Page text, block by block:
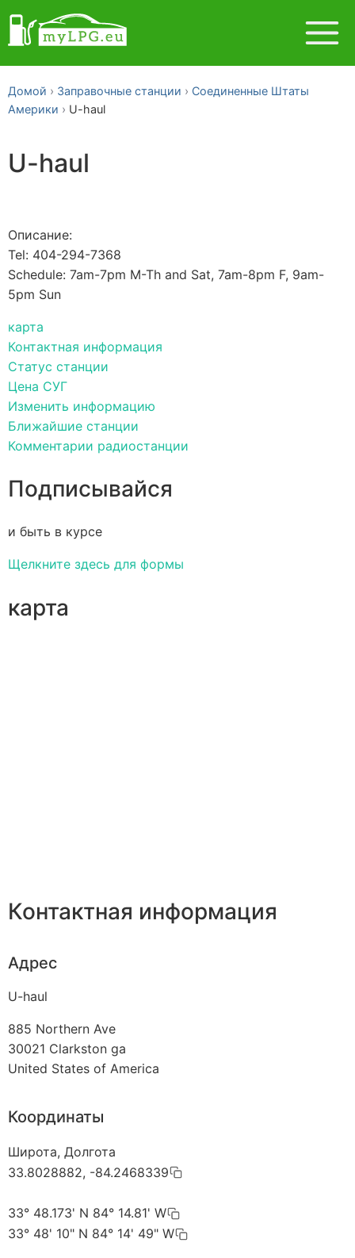
Домой Заправочные станции
Соединенные Штаты
Америки
U-haul
U-haul
Описание:
Tel: 404-294-7368
Schedule: 7am-7pm M-Th and Sat, 7am-8pm F, 9am-
5pm Sun
карта
Контактная информация
Статус станции
Цена СУГ
Изменить информацию
Ближайшие станции
Комментарии радиостанции
Подписывайся
и быть в курсе
Щелкните здесь для формы
карта
Контактная информация
Адрес
U-haul
885 Northern Ave
30021 Clarkston ga
United States of America
Координаты
Широта, Долгота
33.8028882, -84.2468339
33° 48.173' N 84° 14.81' W
33° 48' 10" N 84° 14' 49" W